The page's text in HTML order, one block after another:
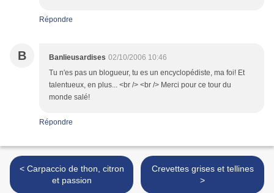
Répondre
B Banlieusardises 02/10/2006 10:46
Tu n'es pas un blogueur, tu es un encyclopédiste, ma foi! Et
talentueux, en plus... <br /> <br /> Merci pour ce tour du
monde salé!
Répondre
< Carpaccio de thon, citron
et passion
Crevettes grises et tellines
>